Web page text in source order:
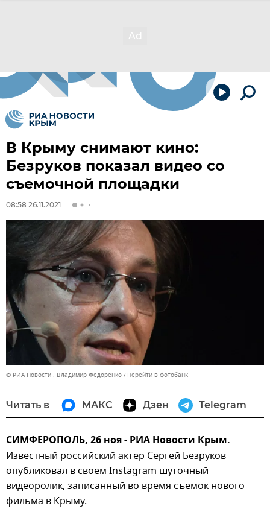
В Крыму снимают кино:
Безруков показал видео со
съемочной площадки
08:58 26.11.2021
© РИА Новости . Владимир Федоренко Перейти в фотобанк
Читать в МАКС Дзен Telegram
СИМФЕРОПОЛЬ, 26 ноя - РИА Новости Крым.
Известный российский актер Сергей Безруков
опубликовал в своем Instagram шуточный
видеоролик, записанный во время съемок нового
фильма в Крыму.